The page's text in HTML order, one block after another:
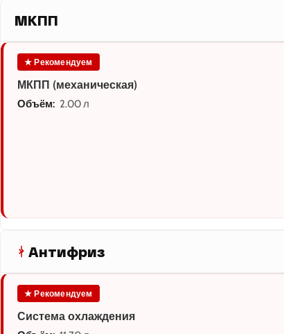
МКПП
★ Рекомендуем
МКПП (механическая)
Объём: 2.00 л
Антифриз
★ Рекомендуем
Система охлаждения